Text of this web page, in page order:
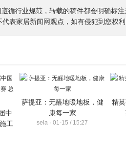
循行业规范，转载的稿件都会明确标
代表家居新闻网观点，如有侵犯到您权
中
工
萨提亚：无醛地暖地板，健
康每一家
sela · 01-15 / 15:27
精